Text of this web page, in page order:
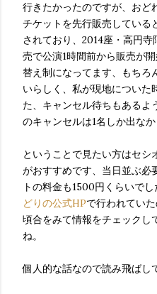
行きたかったのですが、おど
チケットを先行販売している
されており、2014座・高円
売で公演1時間前から販売が
替え制になってます、もちろ
いらしく、私が現地についた
た、キャンセル待ちもあるよ
のキャンセルは1名しか出なか
ということで見たい方はセ
がおすすめです、当日並ぶ必
トの料金も1500円くらいで
どりの公式HPで行われてい
頃合をみて情報をチェックし
ね。
個人的な話なので読み飛ばし